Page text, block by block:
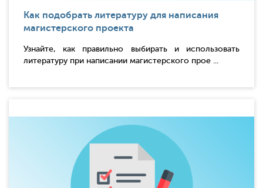
Как подобрать литературу для написания
магистерского проекта
Узнайте, как правильно выбирать и использовать
литературу при написании магистерского прое ...